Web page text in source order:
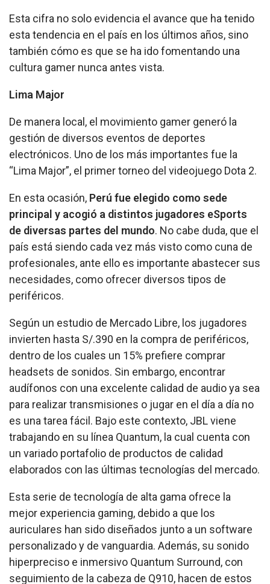
Esta cifra no solo evidencia el avance que ha tenido
esta tendencia en el país en los últimos años, sino
también cómo es que se ha ido fomentando una
cultura gamer nunca antes vista.
Lima Major
De manera local, el movimiento gamer generó la
gestión de diversos eventos de deportes
electrónicos. Uno de los más importantes fue la
“Lima Major”, el primer torneo del videojuego Dota 2.
En esta ocasión, Perú fue elegido como sede
principal y acogió a distintos jugadores eSports
de diversas partes del mundo. No cabe duda, que el
país está siendo cada vez más visto como cuna de
profesionales, ante ello es importante abastecer sus
necesidades, como ofrecer diversos tipos de
periféricos.
Según un estudio de Mercado Libre, los jugadores
invierten hasta S/.390 en la compra de periféricos,
dentro de los cuales un 15% prefiere comprar
headsets de sonidos. Sin embargo, encontrar
audífonos con una excelente calidad de audio ya sea
para realizar transmisiones o jugar en el día a día no
es una tarea fácil. Bajo este contexto, JBL viene
trabajando en su línea Quantum, la cual cuenta con
un variado portafolio de productos de calidad
elaborados con las últimas tecnologías del mercado.
Esta serie de tecnología de alta gama ofrece la
mejor experiencia gaming, debido a que los
auriculares han sido diseñados junto a un software
personalizado y de vanguardia. Además, su sonido
hiperpreciso e inmersivo Quantum Surround, con
seguimiento de la cabeza de Q910, hacen de estos